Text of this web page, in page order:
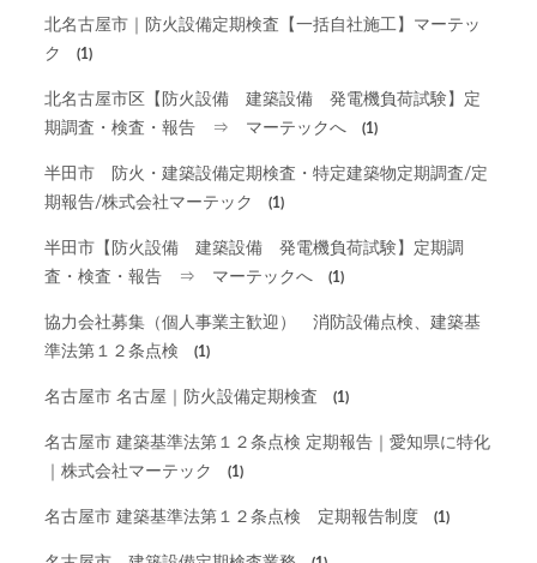
北名古屋市｜防火設備定期検査【一括自社施工】マーテッ
ク
(1)
北名古屋市区【防火設備 建築設備 発電機負荷試験】定
期調査・検査・報告 ⇒ マーテックへ
(1)
半田市 防火・建築設備定期検査・特定建築物定期調査/定
期報告/株式会社マーテック
(1)
半田市【防火設備 建築設備 発電機負荷試験】定期調
査・検査・報告 ⇒ マーテックへ
(1)
協力会社募集（個人事業主歓迎） 消防設備点検、建築基
準法第１２条点検
(1)
名古屋市 名古屋｜防火設備定期検査 (1)
名古屋市 建築基準法第１２条点検 定期報告｜愛知県に特化
｜株式会社マーテック
(1)
名古屋市 建築基準法第１２条点検 定期報告制度 (1)